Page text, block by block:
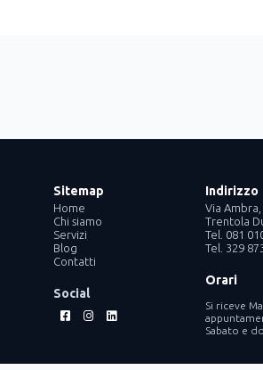
Sitemap
Home
Chi siamo
Servizi
Blog
Contatti
Social
Facebook-
square
Instagram
Linkedin
Indirizzo
Via
Trentola
Tel. 081
Tel. 329
Orari
Si riceve
Sabato e